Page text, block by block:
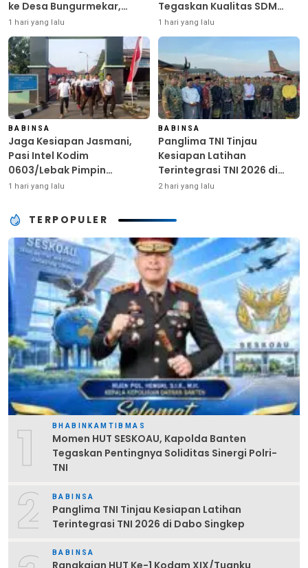
ke Desa Bungurmekar,
Ringankan Beban Warga
Terdampak Kemarau
1 hari yang lalu
Tegaskan Kualitas SDM
Kunci Kekuatan TNI
1 hari yang lalu
BABINSA
Jaga Kesiapan Jasmani,
Pasi Intel Kodim
0603/Lebak Pimpin
Pembinaan Fisik Rutin
1 hari yang lalu
BABINSA
Panglima TNI Tinjau
Kesiapan Latihan
Terintegrasi TNI 2026 di
Dabo Singkep
2 hari yang lalu
TERPOPULER
1 BHABINKAMTIBMAS
Momen HUT SESKOAU, Kapolda Banten
Tegaskan Pentingnya Soliditas Sinergi Polri-
TNI
2 BABINSA
Panglima TNI Tinjau Kesiapan Latihan
Terintegrasi TNI 2026 di Dabo Singkep
BABINSA